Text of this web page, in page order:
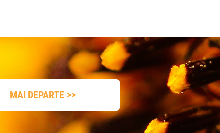
MAI DEPARTE >>